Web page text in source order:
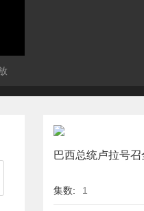
巴西总统卢拉号召
集数: 1